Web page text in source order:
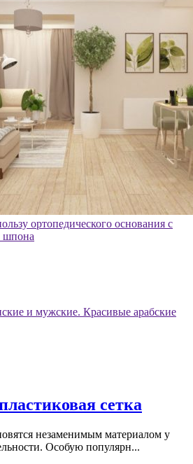
ортопедического основания с
шпона
и мужские. Красивые арабские
сетка
незаменимым материалом у
Особую популярн...